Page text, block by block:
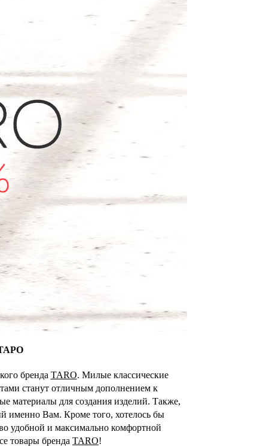
бренда TARO. Милые классические
станут отличным дополнением к
материалы для создания изделий. Также,
именно Вам. Кроме того, хотелось бы
удобной и максимально комфортной
товары бренда TARO!